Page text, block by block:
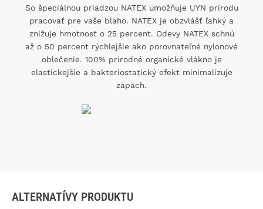
So špeciálnou priadzou NATEX umožňuje UYN prírodu
pracovať pre vaše blaho. NATEX je obzvlášť ľahký a
znižuje hmotnosť o 25 percent. Odevy NATEX schnú
až o 50 percent rýchlejšie ako porovnateľné nylonové
oblečenie. 100% prírodné organické vlákno je
elastickejšie a bakteriostatický efekt minimalizuje
zápach.
ALTERNATÍVY PRODUKTU